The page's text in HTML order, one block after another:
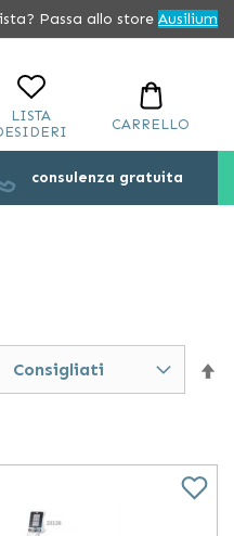
Passa allo store Ausilium
LISTA
CARRELLO
consulenza gratuita